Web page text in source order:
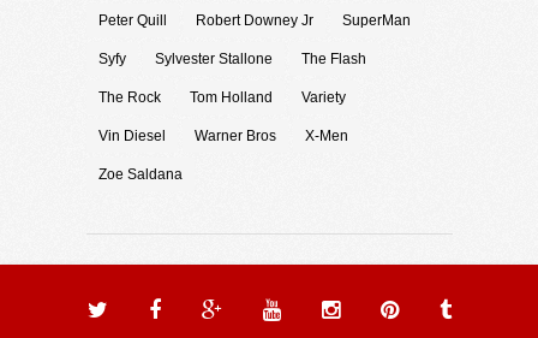
Peter Quill Robert Downey Jr SuperMan
Syfy Sylvester Stallone The Flash
The Rock Tom Holland Variety
Vin Diesel Warner Bros X-Men
Zoe Saldana